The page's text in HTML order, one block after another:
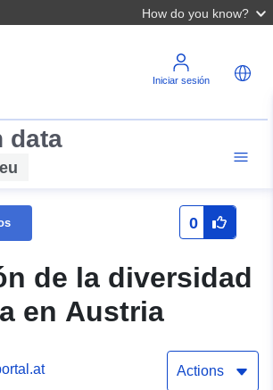
How do you know?
Iniciar sesión
data
0
de la diversidad
en Austria
Actions